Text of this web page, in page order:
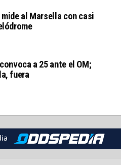
al Marsella con casi
a 25 ante el OM;
fuera